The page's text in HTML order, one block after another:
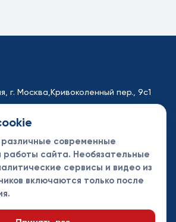
Трансляция
Нажмите кнопку, чтобы
Показать видео
Открыть источник
г. Москва, Кривоколенный пер., 9с1
95
Турниры
Контакты
партнеры
современные
работы сайта. Необязательные
сервисы и видео из
включаются только после